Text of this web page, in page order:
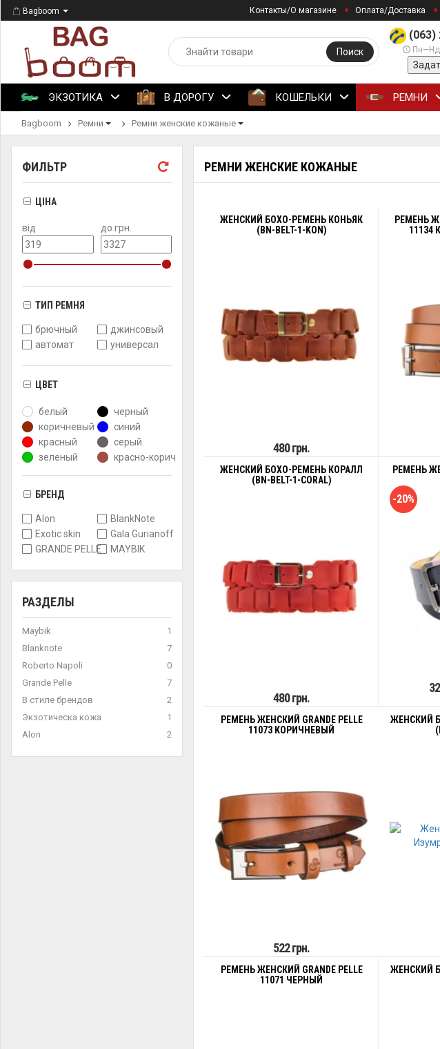
Bagboom Контакты/О магазине Оплата/Доставка
(063)
Поиск
ЭКЗОТИКА В ДОРОГУ КОШЕЛЬКИ РЕМНИ
Bagboom Ремни Ремни женские кожаные
ФИЛЬТР
ЦІНА
від до грн.
ТИП РЕМНЯ
брючный
джинсовый
автомат
универсал
ЦВЕТ
белый
черный
коричневый
синий
красный
серый
зеленый
красно-корич
БРЕНД
Alon
BlankNote
Exotic skin
Gala Gurianoff
GRANDE PELLE
MAYBIK
РАЗДЕЛЫ
Maybik
1
Blanknote
7
Roberto Napoli
0
Grande Pelle
7
В стиле брендов
2
Экзотическа кожа
1
Alon
2
РЕМНИ ЖЕНСКИЕ КОЖАНЫЕ
ЖЕНСКИЙ БОХО-РЕМЕНЬ КОНЬЯК
(BN-BELT-1-KON)
480 грн.
РЕМЕНЬ
11134
ЖЕНСКИЙ БОХО-РЕМЕНЬ КОРАЛЛ
(BN-BELT-1-CORAL)
480 грн.
РЕМЕНЬ
-20%
РЕМЕНЬ ЖЕНСКИЙ GRANDE PELLE
11073 КОРИЧНЕВЫЙ
522 грн.
ЖЕНСКИЙ
РЕМЕНЬ ЖЕНСКИЙ GRANDE PELLE
11071 ЧЕРНЫЙ
ЖЕНСКИЙ